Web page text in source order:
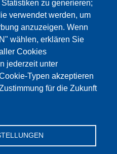
zu generieren;
verwendet werden, um
anzuzeigen. Wenn
wählen, erklären Sie
Cookies
jederzeit unter
Typen akzeptieren
für die Zukunft
wurden.
MAPS COOKIES
akzeptieren